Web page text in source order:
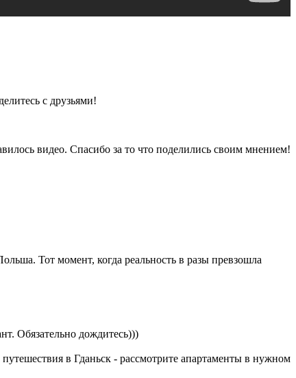
с друзьями!
видео. Спасибо за то что поделились своим мнением!
Тот момент, когда реальность в разы превзошла
Обязательно дождитесь)))
в Гданьск - рассмотрите апартаменты в нужном